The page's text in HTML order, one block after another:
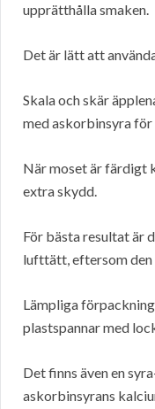
upprätthålla smaken.
Det är lätt att
Skala och skär
med askorbinsyra
När moset är färdigt
extra skydd.
För bästa resultat är
lufttätt, eftersom den
Lämpliga
plastspannar med
Det finns även en
askorbinsyrans